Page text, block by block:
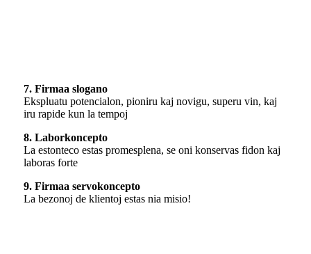
7. Firmaa slogano
Ekspluatu potencialon, pioniru kaj novigu, superu vin, kaj
iru rapide kun la tempoj
8. Laborkoncepto
La estonteco estas promesplena, se oni konservas fidon kaj
laboras forte
9. Firmaa servokoncepto
La bezonoj de klientoj estas nia misio!